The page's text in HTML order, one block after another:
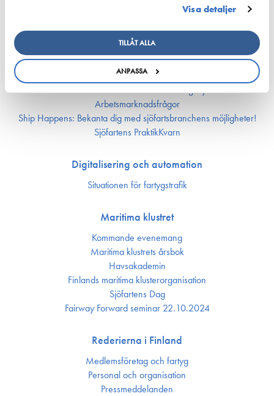
Visa detaljer
TILLÅT ALLA
ANPASSA
Arbetsmarknad och kompetens
Bemannings och kompetens­frågor
Utbildning och kompetens
Rederierna i Finland med i Företagsbyn
Arbetsmarknadsfrågor
Ship Happens: Bekanta dig med sjöfartsbranchens möjligheter!
Sjöfartens PraktikKvarn
Digitalisering och automation
Situationen för fartygstrafik
Maritima klustret
Kommande evenemang
Maritima klustrets årsbok
Havsakademin
Finlands maritima kluster­organisation
Sjöfartens Dag
Fairway Forward seminar 22.10.2024
Rederierna i Finland
Medlemsföretag och fartyg
Personal och organisation
Press­meddelanden